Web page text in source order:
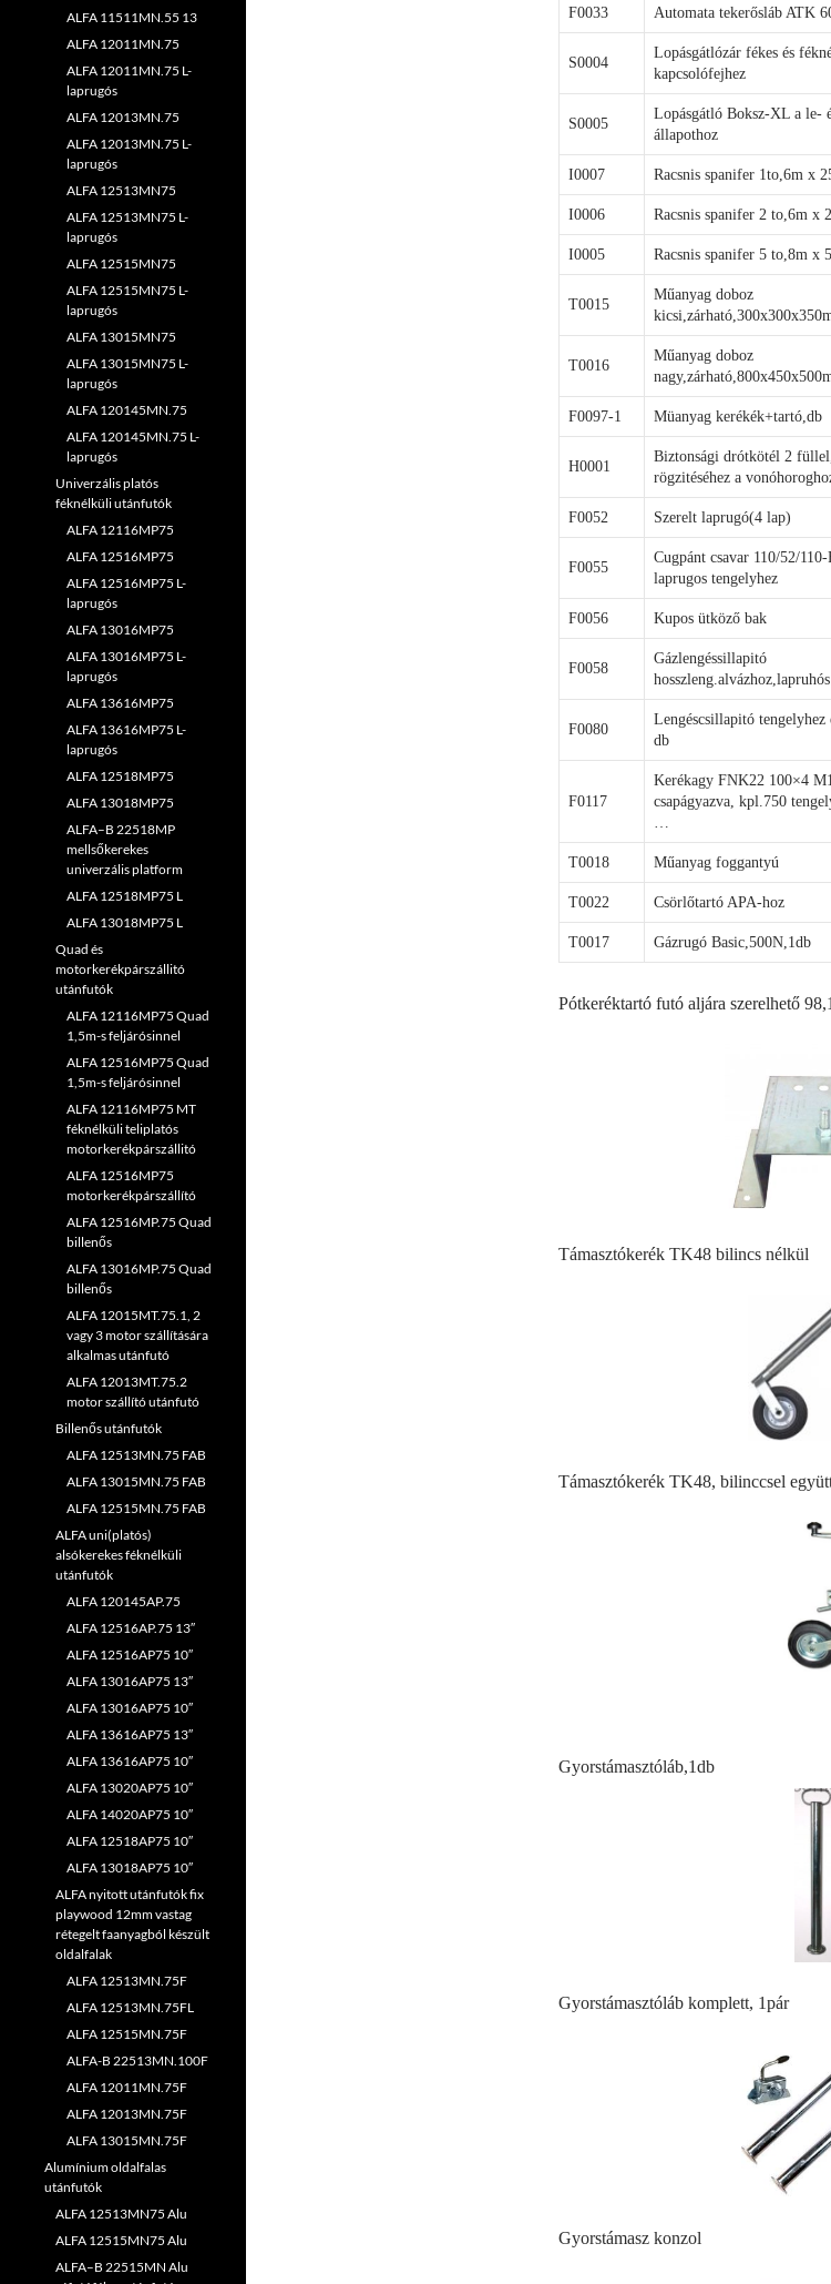
F0033 Automata tekerősláb ATK
S0004
Lopásgátlózár fékes és
kapcsolófejhez
S0005
Lopásgátló Boksz-XL a le-
állapothoz
I0007 Racsnis spanifer 1to,6m x
I0006 Racsnis spanifer 2 to,6m x
I0005 Racsnis spanifer 5 to,8m x
T0015
Műanyag doboz
T0016
Műanyag doboz
F0097-1 Müanyag kerékék+tartó,db
H0001
Biztonsági drótkötél 2
rögzitéséhez a
F0052 Szerelt laprugó(4 lap)
F0055
Cugpánt csavar 110/52/
laprugos tengelyhez
F0056 Kupos ütköző bak
F0058
Gázlengéssillapitó
F0080
Lengéscsillapitó tengelyhez
db
F0117
Kerékagy FNK22 100×4
csapágyazva, kpl.750
…
T0018 Műanyag foggantyú
T0022 Csörlőtartó APA-hoz
T0017 Gázrugó Basic,500N,1db
Pótkeréktartó futó aljára szerelhető
Támasztókerék TK48 bilincs nélkül
Támasztókerék TK48, bilinccsel
Gyorstámasztóláb,1db
Gyorstámasztóláb komplett, 1pár
Gyorstámasz konzol
ALFA 11511MN.55 13
ALFA 12011MN.75
ALFA 12011MN.75 L-
laprugós
ALFA 12013MN.75
ALFA 12013MN.75 L-
laprugós
ALFA 12513MN75
ALFA 12513MN75 L-
laprugós
ALFA 12515MN75
ALFA 12515MN75 L-
laprugós
ALFA 13015MN75
ALFA 13015MN75 L-
laprugós
ALFA 120145MN.75
ALFA 120145MN.75 L-
laprugós
Univerzális platós
féknélküli utánfutók
ALFA 12116MP75
ALFA 12516MP75
ALFA 12516MP75 L-
laprugós
ALFA 13016MP75
ALFA 13016MP75 L-
laprugós
ALFA 13616MP75
ALFA 13616MP75 L-
laprugós
ALFA 12518MP75
ALFA 13018MP75
ALFA–B 22518MP
mellsőkerekes
univerzális platform
ALFA 12518MP75 L
ALFA 13018MP75 L
Quad és
motorkerékpárszállitó
utánfutók
ALFA 12116MP75 Quad
1,5m-s feljárósinnel
ALFA 12516MP75 Quad
1,5m-s feljárósinnel
ALFA 12116MP75 MT
féknélküli teliplatós
motorkerékpárszállitó
ALFA 12516MP75
motorkerékpárszállító
ALFA 12516MP.75 Quad
billenős
ALFA 13016MP.75 Quad
billenős
ALFA 12015MT.75.1, 2
vagy 3 motor szállítására
alkalmas utánfutó
ALFA 12013MT.75.2
motor szállító utánfutó
Billenős utánfutók
ALFA 12513MN.75 FAB
ALFA 13015MN.75 FAB
ALFA 12515MN.75 FAB
ALFA uni(platós)
alsókerekes féknélküli
utánfutók
ALFA 120145AP.75
ALFA 12516AP.75 13″
ALFA 12516AP75 10″
ALFA 13016AP75 13″
ALFA 13016AP75 10″
ALFA 13616AP75 13″
ALFA 13616AP75 10″
ALFA 13020AP75 10″
ALFA 14020AP75 10″
ALFA 12518AP75 10″
ALFA 13018AP75 10″
ALFA nyitott utánfutók fix
playwood 12mm vastag
rétegelt faanyagból készült
oldalfalak
ALFA 12513MN.75F
ALFA 12513MN.75FL
ALFA 12515MN.75F
ALFA-B 22513MN.100F
ALFA 12011MN.75F
ALFA 12013MN.75F
ALFA 13015MN.75F
Alumínium oldalfalas
utánfutók
ALFA 12513MN75 Alu
ALFA 12515MN75 Alu
ALFA–B 22515MN Alu